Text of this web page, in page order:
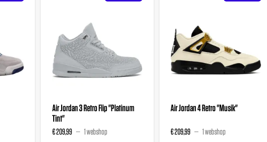
Air Jordan 3 Retro Flip "Platinum
Tint"
€ 209,99 1 webshop
Air Jordan 4 Retro "Musik"
€ 209,99 1 webshop